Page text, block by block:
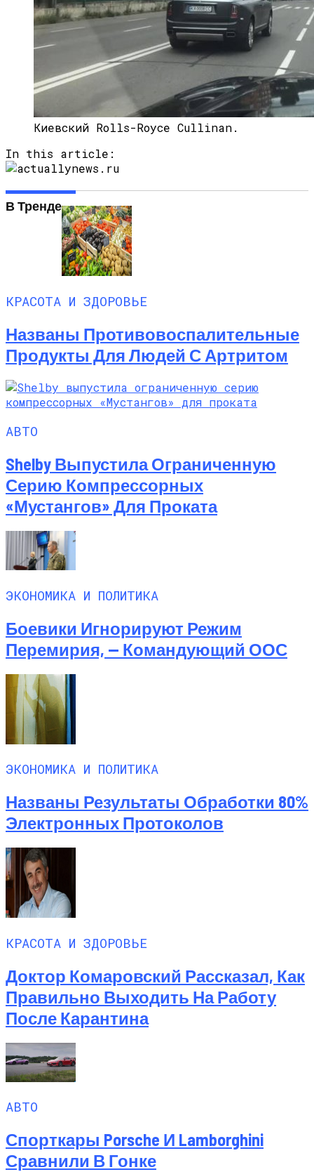
«Аватар» Вдохновил Mercedes-Benz На
Создание Футуристического Авто
Киевский Rolls-Royce Cullinan.
In this article:
В Тренде
КРАСОТА И ЗДОРОВЬЕ
Названы Противовоспалительные
Продукты Для Людей С Артритом
АВТО
Shelby Выпустила Ограниченную
Серию Компрессорных
«Мустангов» Для Проката
ЭКОНОМИКА И ПОЛИТИКА
Боевики Игнорируют Режим
Перемирия, — Командующий ООС
ЭКОНОМИКА И ПОЛИТИКА
Названы Результаты Обработки 80%
Электронных Протоколов
КРАСОТА И ЗДОРОВЬЕ
Доктор Комаровский Рассказал, Как
Правильно Выходить На Работу
После Карантина
АВТО
Спорткары Porsche И Lamborghini
Сравнили В Гонке